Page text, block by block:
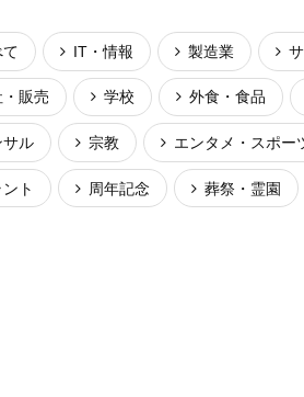
IT・情報 製造業
販売 学校 外食・食品
サル 宗教 エンタメ・スポー
ト 周年記念 葬祭・霊園